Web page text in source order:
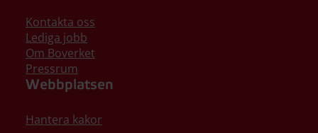
Kontakta oss
Lediga jobb
Om Boverket
Pressrum
Webbplatsen
Hantera kakor